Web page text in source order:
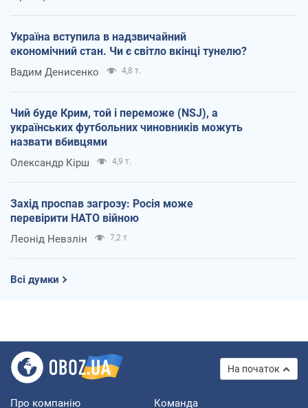
Україна вступила в надзвичайний
економічний стан. Чи є світло вкінці тунелю?
Вадим Денисенко 4,8 т.
Чий буде Крим, той і переможе (NSJ), а
українських футбольних чиновників можуть
назвати вбивцями
Олександр Кірш 4,9 т.
Захід проспав загрозу: Росія може
перевірити НАТО війною
Леонід Невзлін 7,2 т.
Всі думки
На початок
Про компанію Команда